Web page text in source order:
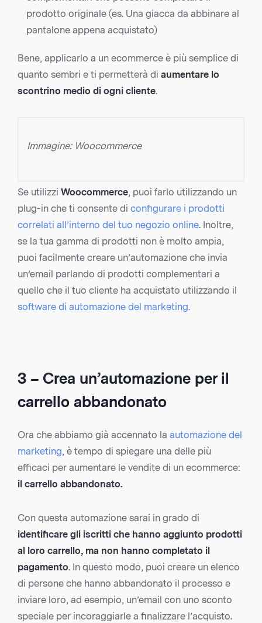
prodotto originale (es. Una giacca da abbinare al
pantalone appena acquistato)
Bene, applicarlo a un ecommerce è più semplice di
quanto sembri e ti permetterà di aumentare lo
scontrino medio di ogni cliente.
Immagine: Woocommerce
Se utilizzi Woocommerce, puoi farlo utilizzando un
plug-in che ti consente di configurare i prodotti
correlati all’interno del tuo negozio online. Inoltre,
se la tua gamma di prodotti non è molto ampia,
puoi facilmente creare un’automazione che invia
un’email parlando di prodotti complementari a
quello che il tuo cliente ha acquistato utilizzando il
software di automazione del marketing.
3 – Crea un’automazione per il
carrello abbandonato
Ora che abbiamo già accennato la automazione del
marketing, è tempo di spiegare una delle più
efficaci per aumentare le vendite di un ecommerce:
il carrello abbandonato.
Con questa automazione sarai in grado di
identificare gli iscritti che hanno aggiunto prodotti
al loro carrello, ma non hanno completato il
pagamento. In questo modo, puoi creare un elenco
di persone che hanno abbandonato il processo e
inviare loro, ad esempio, un’email con uno sconto
speciale per incoraggiarle a finalizzare l’acquisto.